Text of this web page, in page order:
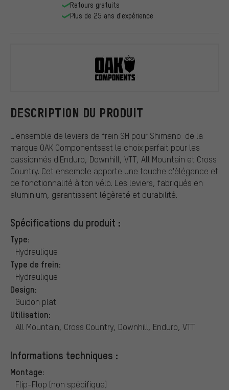
DESCRIPTION DU PRODUIT
L'ensemble de leviers de frein SH pour Shimano de la
marque OAK Componentsest le choix parfait pour les
passionnés d'Enduro, Downhill, VTT, All Mountain et Cross
Country. Cet ensemble apporte une touche d'élégance et
de fonctionnalité à ton vélo. Les leviers, fabriqués en
aluminium, garantissent légèreté et durabilité.
Spécifications du produit :
Type:
Hydraulique
Type de frein:
Hydraulique
Design:
Guidon plat
Utilisation:
All Mountain, Cross Country, Downhill, Enduro, VTT
Informations techniques :
Montage:
Flip-Flop (non spécifique)
Retours gratuits
Plus de 25 ans d'expérience